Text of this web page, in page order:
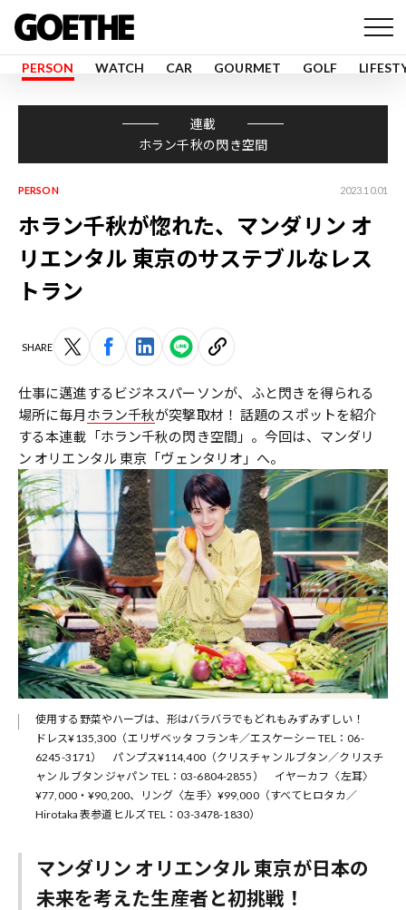
PERSON WATCH CAR GOURMET GOLF
連載
ホラン千秋の閃き空間
PERSON 2023.10.01
ホラン千秋が惚れた、マンダリン オ
リエンタル 東京のサステブルなレス
トラン
SHARE
仕事に邁進するビジネスパーソンが、ふと閃きを得られる
場所に毎月 ホラン千秋が突撃取材！ 話題のスポットを紹介​
する本連載「ホラン千秋の閃き空間」。​今回は、マンダリ
ン オリエンタル 東京「ヴェンタリオ」へ。
使用する野菜やハーブは、形はバラバラでもどれもみずみずしい！
ドレス¥135,300（エリザベッタ フランキ／エスケーシー TEL：06-
6245-3171） パンプス¥114,400（クリスチャン ルブタン／クリスチ
ャン ルブタン ジャパン TEL：03-6804-2855） イヤーカフ〈左耳〉
¥77,000・¥90,200、リング〈左手〉¥99,000（すべてヒロタカ／
Hirotaka 表参道ヒルズ TEL：03-3478-1830）
マンダリン オリエンタル 東京が日本の
未来を考えた生産者と初挑戦！